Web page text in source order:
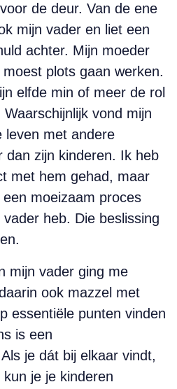
de deur. Van de ene
mijn vader en liet een
achter. Mijn moeder
plots gaan werken.
elfde min of meer de rol
vond mijn
leven met andere
dan zijn kinderen. Ik heb
met hem gehad, maar
moeizaam proces
heb. Die beslissing
mijn vader ging me
ook mazzel met
essentiële punten vinden
is een
je dát bij elkaar vindt,
je je kinderen